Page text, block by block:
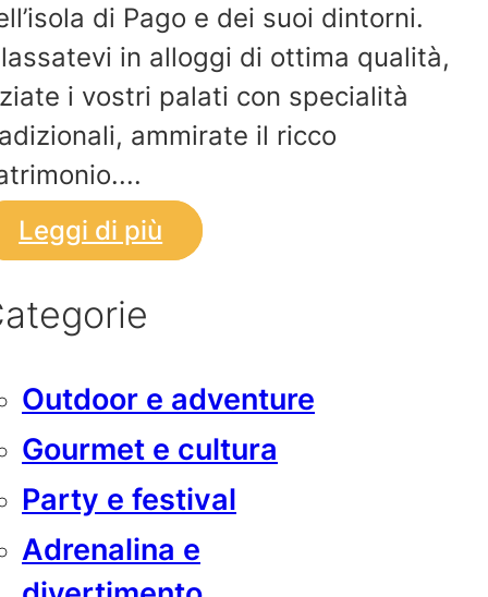
di Pago e dei suoi dintorni.
in alloggi di ottima qualità,
i vostri palati con specialità
ammirate il ricco
Leggi di più
Outdoor e adventure
Gourmet e cultura
Party e festival
Adrenalina e